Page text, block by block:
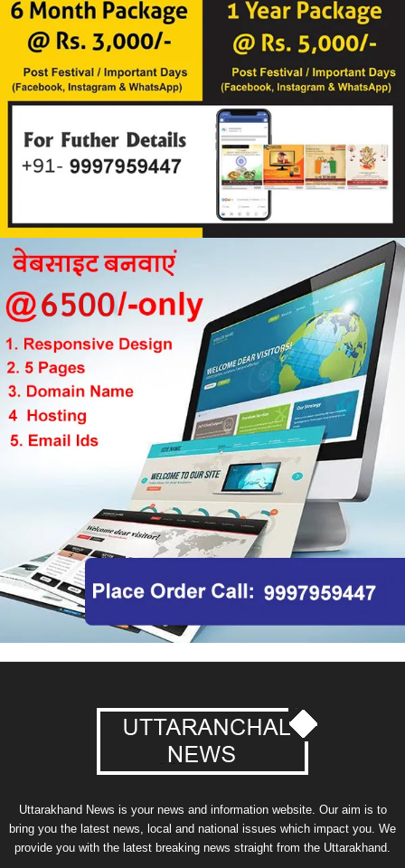
Uttarakhand News is your news and information website. Our aim is to
bring you the latest news, local and national issues which impact you. We
provide you with the latest breaking news straight from the Uttarakhand.